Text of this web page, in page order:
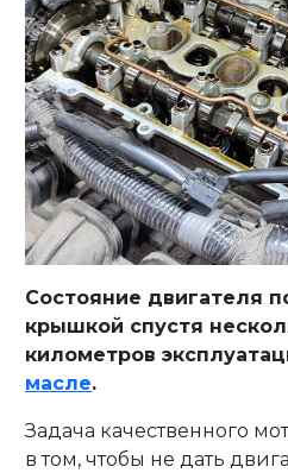
Состояние двигателя
крышкой спустя
километров
масле.
Задача качественного
в том, чтобы не дать